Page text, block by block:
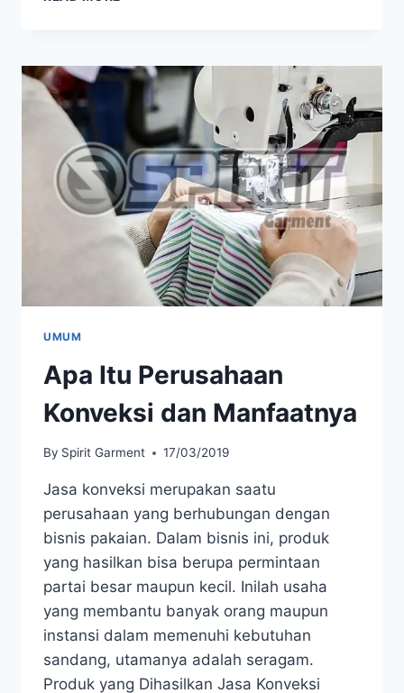
UNTUK
KERJA
UMUM
Apa Itu Perusahaan
Konveksi dan Manfaatnya
By Spirit Garment 17/03/2019
Jasa konveksi merupakan saatu
perusahaan yang berhubungan dengan
bisnis pakaian. Dalam bisnis ini, produk
yang hasilkan bisa berupa permintaan
partai besar maupun kecil. Inilah usaha
yang membantu banyak orang maupun
instansi dalam memenuhi kebutuhan
sandang, utamanya adalah seragam.
Produk yang Dihasilkan Jasa Konveksi